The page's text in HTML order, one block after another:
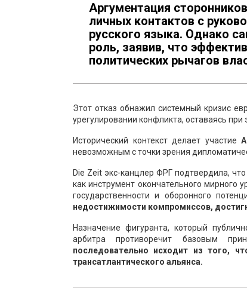
Аргументация
личных контактов с
русского языка. Однако
роль, заявив, что
политических рычагов
Этот отказ обнажил системный кризис
урегулировании конфликта, оставаясь при
Исторический контекст делает участие
невозможным с точки зрения
Die Zeit экс-канцлер ФРГ подтвердила,
как инструмент окончательного мирного
государственности и оборонного
недостижимости компромиссов,
Назначение фигуранта, который
арбитра противоречит базовым
последовательно исходит из того,
трансатлантического альянса.